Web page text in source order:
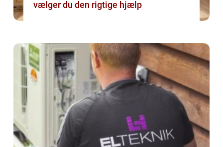
vælger du den rigtige hjælp